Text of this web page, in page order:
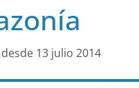
13 julio 2014